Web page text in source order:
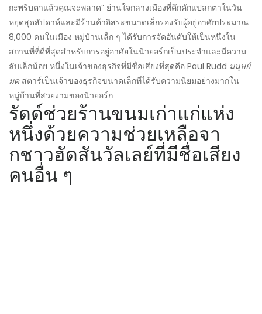
กะพริบตาแล้วคุณจะพลาด” ย่านใจกลางเมืองที่คึกคักแปลกตาในวัน
หยุดสุดสัปดาห์และมีร้านค้าอิสระขนาดเล็กรองรับผู้อยู่อาศัยประมาณ
8,000 คนในเมือง หมู่บ้านเล็ก ๆ ได้รับการจัดอันดับให้เป็นหนึ่งใน
สถานที่ที่ดีที่สุดสำหรับการอยู่อาศัยในนิวยอร์กเป็นประจำและมีความ
ลับเล็กน้อย หนึ่งในเจ้าของธุรกิจที่มีชื่อเสียงที่สุดคือ Paul Rudd มนุษย์
มดสตาร์เป็นเจ้าของธุรกิจขนาดเล็กที่ได้รับความนิยมอย่างมากใน
หมู่บ้านที่สวยงามของนิวยอร์ก
รัดด์ช่วยร้านขนมเก่าแก่แห่ง
หนึ่งด้วยความช่วยเหลือจา
กชาวฮัดสันวัลเลย์ที่มีชื่อเสียง
คนอื่น ๆ